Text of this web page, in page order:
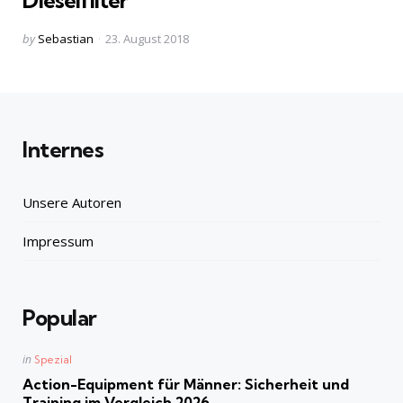
Posted
by Sebastian 23. August 2018
Internes
Unsere Autoren
Impressum
Popular
Posted
in Spezial
Action-Equipment für Männer: Sicherheit und